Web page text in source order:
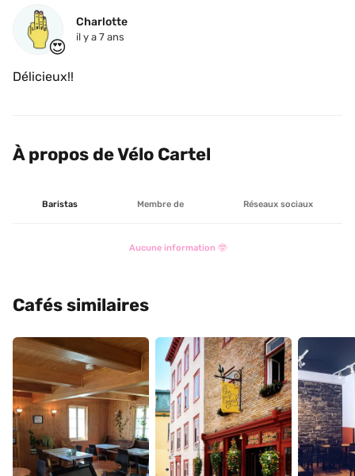
😍
Charlotte
il y a 7 ans
Délicieux!!
À propos de Vélo Cartel
Baristas Membre de Réseaux sociaux
Aucune information 🤓
Cafés similaires